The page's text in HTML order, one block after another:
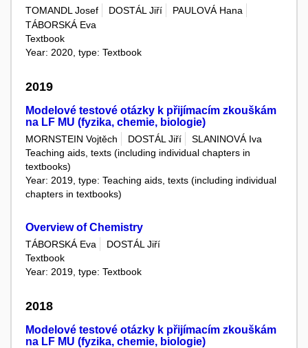
TOMANDL Josef DOSTÁL Jiří
PAULOVÁ Hana
TÁBORSKÁ Eva
Textbook
Year: 2020, type: Textbook
2019
Modelové testové otázky k přijímacím zkouškám
na LF MU (fyzika, chemie, biologie)
MORNSTEIN Vojtěch DOSTÁL Jiří
SLANINOVÁ Iva
Teaching aids, texts (including individual chapters in
textbooks)
Year: 2019, type: Teaching aids, texts (including individual
chapters in textbooks)
Overview of Chemistry
TÁBORSKÁ Eva
DOSTÁL Jiří
Textbook
Year: 2019, type: Textbook
2018
Modelové testové otázky k přijímacím zkouškám
na LF MU (fyzika, chemie, biologie)